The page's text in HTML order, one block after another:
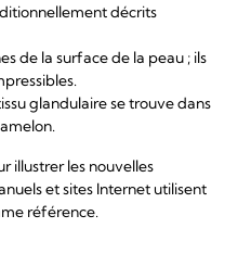
décrits
de la surface de la peau ; ils
glandulaire se trouve dans
illustrer les nouvelles
et sites Internet utilisent
référence.